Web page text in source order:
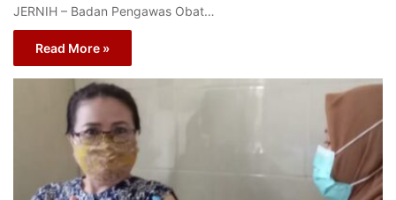
JERNIH – Badan Pengawas Obat…
Read More »